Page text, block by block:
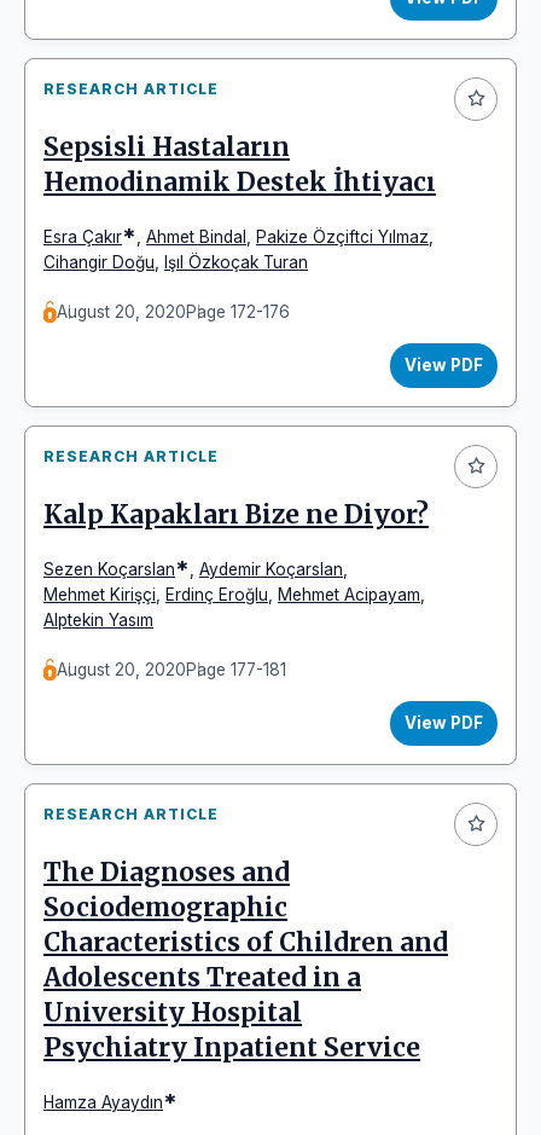
RESEARCH ARTICLE
Sepsisli Hastaların
Hemodinamik Destek İhtiyacı
Esra Çakır* Ahmet Bindal Pakize Özçiftci Yılmaz
Cihangir Doğu
Işıl Özkoçak Turan
August 20, 2020Page 172-176
View PDF
RESEARCH ARTICLE
Kalp Kapakları Bize ne Diyor?
Sezen Koçarslan* Aydemir Koçarslan
Mehmet Kirişçi
Erdinç Eroğlu Mehmet Acipayam
Alptekin Yasım
August 20, 2020Page 177-181
View PDF
RESEARCH ARTICLE
The Diagnoses and
Sociodemographic
Characteristics of Children and
Adolescents Treated in a
University Hospital
Psychiatry Inpatient Service
Hamza Ayaydın*